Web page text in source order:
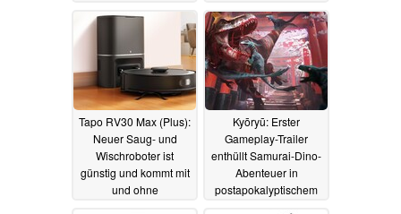
09.01.2025
Tapo RV30 Max (Plus):
Neuer Saug- und
Wischroboter ist
günstig und kommt mit
und ohne
Kyōryū: Erster
Gameplay-Trailer
enthüllt Samurai-Dino-
Abenteuer in
postapokalyptischem